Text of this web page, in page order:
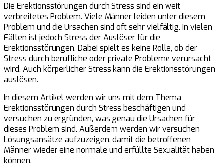
Die Erektionsstörungen durch Stress sind ein weit
verbreitetes Problem. Viele Männer leiden unter diesem
Problem und die Ursachen sind oft sehr vielfältig. In vielen
Fällen ist jedoch Stress der Auslöser für die
Erektionsstörungen. Dabei spielt es keine Rolle, ob der
Stress durch berufliche oder private Probleme verursacht
wird. Auch körperlicher Stress kann die Erektionsstörungen
auslösen.
In diesem Artikel werden wir uns mit dem Thema
Erektionsstörungen durch Stress beschäftigen und
versuchen zu ergründen, was genau die Ursachen für
dieses Problem sind. Außerdem werden wir versuchen
Lösungsansätze aufzuzeigen, damit die betroffenen
Männer wieder eine normale und erfüllte Sexualität haben
können.